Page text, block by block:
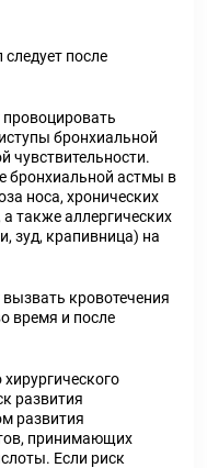
после
бронхиальной
чувствительности.
бронхиальной астмы в
носа, хронических
также аллергических
зуд, крапивница) на
кровотечения
время и после
развития
развития
принимающих
Если риск